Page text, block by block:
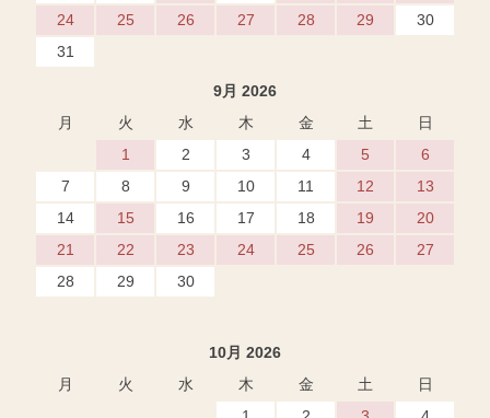
24
25 26 27 28 29
30
31
9月 2026
月
火 水 木 金 土
日
1
2 3 4 5
6
7
8 9 10 11 12
13
14
15 16 17 18 19
20
21
22 23 24 25 26
27
28
29 30
10月 2026
月
火 水 木 金 土
日